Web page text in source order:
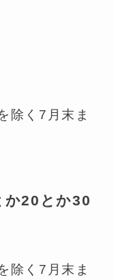
除く7月末ま
か20とか30
除く7月末ま